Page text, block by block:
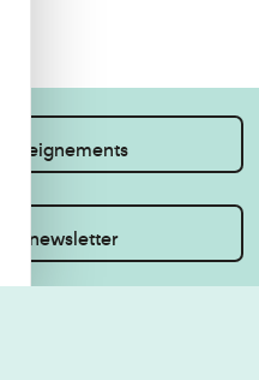
la newsletter